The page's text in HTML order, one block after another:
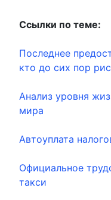
Ссылки по теме:
Последнее
кто до сих пор
Анализ уровня
мира
Автоуплата
Официальное
такси